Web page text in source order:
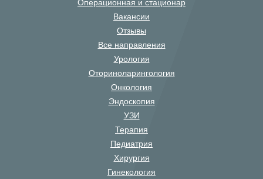
Операционная и стационар
Вакансии
Отзывы
Все направления
Урология
Оториноларингология
Онкология
Эндоскопия
УЗИ
Терапия
Педиатрия
Хирургия
Гинекология